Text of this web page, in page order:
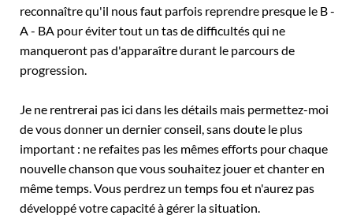
reconnaître qu'il nous faut parfois reprendre presque le B -
A - BA pour éviter tout un tas de difficultés qui ne
manqueront pas d'apparaître durant le parcours de
progression.
Je ne rentrerai pas ici dans les détails mais permettez-moi
de vous donner un dernier conseil, sans doute le plus
important : ne refaites pas les mêmes efforts pour chaque
nouvelle chanson que vous souhaitez jouer et chanter en
même temps. Vous perdrez un temps fou et n'aurez pas
développé votre capacité à gérer la situation.